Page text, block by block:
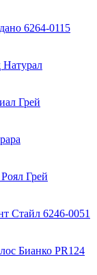
6264-0115
Грей
Грей
Стайл 6246-0051
Бианко PR124